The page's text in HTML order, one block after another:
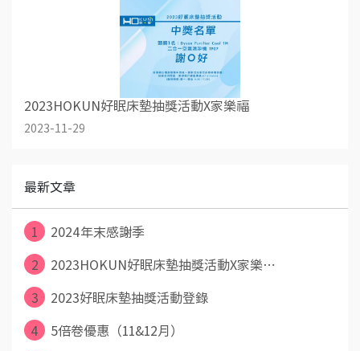
2023HOKUN好眠床墊抽獎活動X家樂福
2023-11-29
最新文章
1
2024年末感謝季
2
2023HOKUN好眠床墊抽獎活動X家樂⋯
3
2023好眠床墊抽獎活動登錄
4
5倍卷優惠（11&12月）